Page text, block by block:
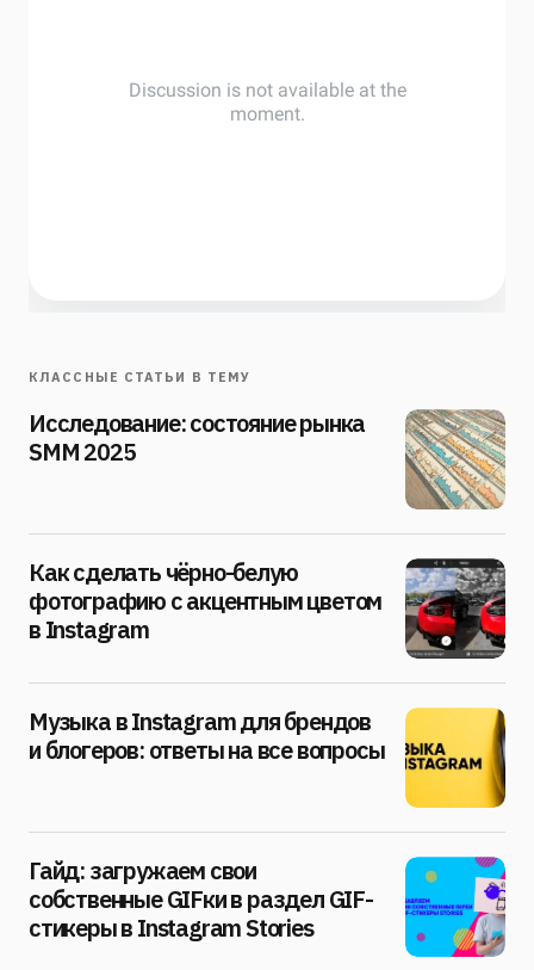
КЛАССНЫЕ СТАТЬИ В ТЕМУ
Исследование: состояние рынка
SMM 2025
Как сделать чёрно-белую
фотографию с акцентным цветом
в Instagram
Музыка в Instagram для брендов
и блогеров: ответы на все вопросы
Гайд: загружаем свои
собственные GIFки в раздел GIF-
стикеры в Instagram Stories